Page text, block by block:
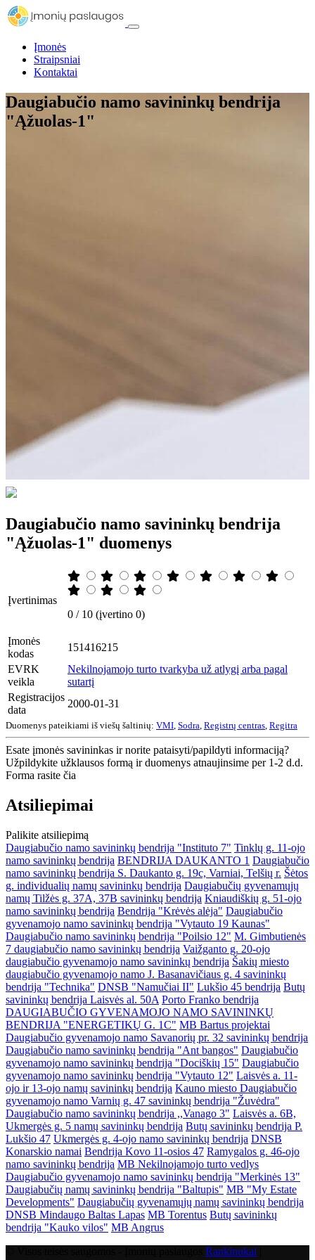
Įmonės
Straipsniai
Kontaktai
Daugiabučio namo savininkų bendrija
"Ąžuolas-1"
Daugiabučio namo savininkų bendrija
"Ąžuolas-1" duomenys
Įvertinimas
0 / 10 (įvertino 0)
Įmonės
kodas
151416215
EVRK
veikla
Nekilnojamojo turto tvarkyba už atlygį arba pagal
sutartį
Registracijos
data
2000-01-31
Duomenys pateikiami iš viešų šaltinių: VMI Sodra Registrų centras Regitra
Esate įmonės savininkas ir norite pataisyti/papildyti informaciją?
Užpildykite užklausos formą ir duomenys atnaujinsime per 1-2 d.d.
Forma rasite čia
Atsiliepimai
Palikite atsiliepimą
Daugiabučio namo savininkų bendrija "Instituto 7" Tinklų g. 11-ojo
namo savininkų bendrija BENDRIJA DAUKANTO 1 Daugiabučio
namo savininkų bendrija S. Daukanto g. 19c, Varniai, Telšių r. Šėtos
g. individualių namų savininkų bendrija Daugiabučių gyvenamųjų
namų Tilžės g. 37A, 37B savininkų bendrija Kniaudiškių g. 51-ojo
namo savininkų bendrija Bendrija "Krėvės alėja" Daugiabučio
gyvenamojo namo savininkų bendrija "Vytauto 19 Kaunas"
Daugiabučio namo savininkų bendrija "Poilsio 12" M. Gimbutienės
7 daugiabučio namo savininkų bendrija Vaižganto g. 20-ojo
daugiabučio gyvenamojo namo savininkų bendrija Šakių miesto
daugiabučio gyvenamojo namo J. Basanavičiaus g. 4 savininkų
bendrija "Technika" DNSB "Namučiai II" Lukšio 45 bendrija Butų
savininkų bendrija Laisvės al. 50A Porto Franko bendrija
DAUGIABUČIO GYVENAMOJO NAMO SAVININKŲ
BENDRIJA "ENERGETIKŲ G. 1C" MB Bartus projektai
Daugiabučio gyvenamojo namo Savanorių pr. 32 savininkų bendrija
Daugiabučio namo savininkų bendrija "Ant bangos" Daugiabučio
gyvenamojo namo savininkų bendrija "Dociškių 15" Daugiabučio
gyvenamojo namo savininkų bendrija "Vytauto 12" Laisvės a. 11-
ojo ir 13-ojo namų savininkų bendrija Kauno miesto Daugiabučio
gyvenamojo namo Varnių g. 47 savininkų bendrija "Žuvėdra"
Daugiabučio namo savininkų bendrija ,,Vanago 3" Laisvės a. 6B,
Ukmergės g. 5 namų savininkų bendrija Butų savininkų bendrija P.
Lukšio 47 Ukmergės g. 4-ojo namo savininkų bendrija DNSB
Konarskio namai Bendrija Kovo 11-osios 47 Ramygalos g. 46-ojo
namo savininkų bendrija MB Nekilnojamojo turto vedlys
Daugiabučio gyvenamojo namo savininkų bendrija "Merkinės 13"
Daugiabučių namų savininkų bendrija "Baltupis" MB "My Estate
Developments" Daugiabučių gyvenamųjų namų savininkų bendrija
DNSB Mindaugo Baltas Lapas MB Torentus Butų savininkų
bendrija "Kauko vilos" MB Angrus
Rankinukai